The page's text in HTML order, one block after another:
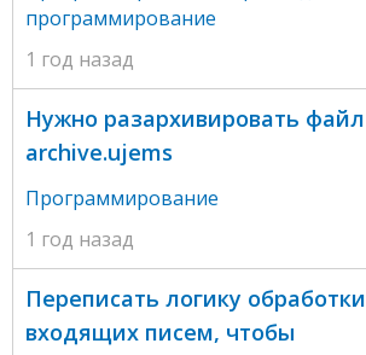
программирование
1 год назад
Нужно разархивировать файл
archive.ujems
Программирование
1 год назад
Переписать логику обработки
входящих писем, чтобы